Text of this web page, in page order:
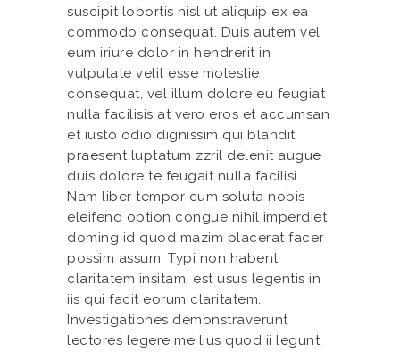
suscipit lobortis nisl ut aliquip ex ea
commodo consequat. Duis autem vel
eum iriure dolor in hendrerit in
vulputate velit esse molestie
consequat, vel illum dolore eu feugiat
nulla facilisis at vero eros et accumsan
et iusto odio dignissim qui blandit
praesent luptatum zzril delenit augue
duis dolore te feugait nulla facilisi.
Nam liber tempor cum soluta nobis
eleifend option congue nihil imperdiet
doming id quod mazim placerat facer
possim assum. Typi non habent
claritatem insitam; est usus legentis in
iis qui facit eorum claritatem.
Investigationes demonstraverunt
lectores legere me lius quod ii legunt